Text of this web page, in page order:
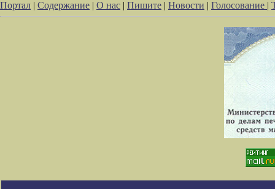
Портал | Содержание | О нас | Пишите | Новости | Голосование |